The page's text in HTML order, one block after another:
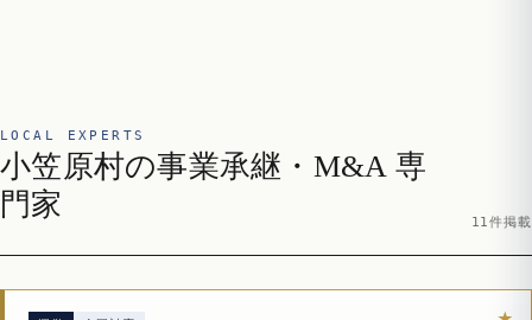
LOCAL EXPERTS
小笠原村の事業承継・M&A 専
門家
11件掲載